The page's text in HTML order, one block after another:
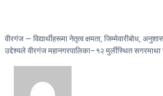
वीरगंज — विद्यार्थीहरूमा नेतृत्व क्षमता, जिम्मेवारीबोध,
उद्देश्यले वीरगंज महानगरपालिका–१२ मुर्लीस्थित सगरमाथा